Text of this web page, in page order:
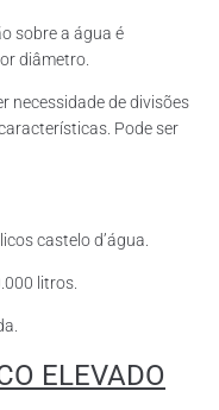
sobre a água é
diâmetro.
necessidade de divisões
Pode ser
castelo d’água.
litros.
ELEVADO